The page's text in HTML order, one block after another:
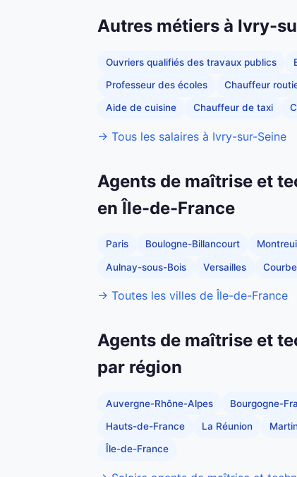
Autres métiers à Ivry-
Ouvriers qualifiés des travaux publics
Professeur des écoles Chauffeur
Aide de cuisine Chauffeur de taxi
→ Tous les salaires à Ivry-sur-Seine
Agents de maîtrise et
en Île-de-France
Paris Boulogne-Billancourt
Aulnay-sous-Bois Versailles
→ Toutes les villes de Île-de-France
Agents de maîtrise et
par région
Auvergne-Rhône-Alpes Bourgogne-
Hauts-de-France La Réunion
Île-de-France